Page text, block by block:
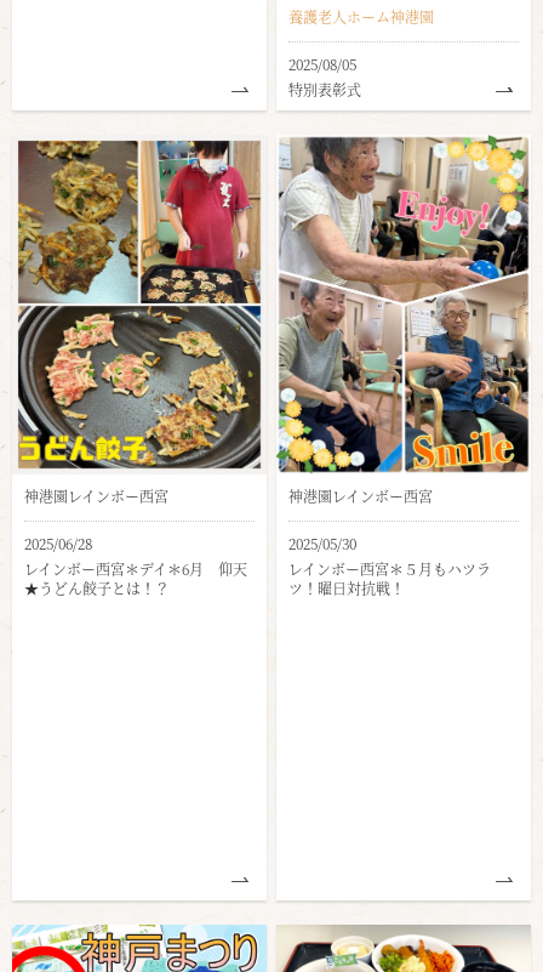
養護老人ホーム神港園
2025/08/05
特別表彰式
神港園レインボー西宮
2025/06/28
レインボー西宮＊デイ＊6月 仰天
★うどん餃子とは！？
神港園レインボー西宮
2025/05/30
レインボー西宮＊５月もハツラ
ツ！曜日対抗戦！